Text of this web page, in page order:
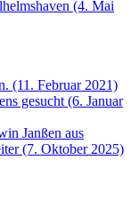
(4. Mai
(11. Februar 2021)
gesucht (6. Januar
Janßen aus
(7. Oktober 2025)